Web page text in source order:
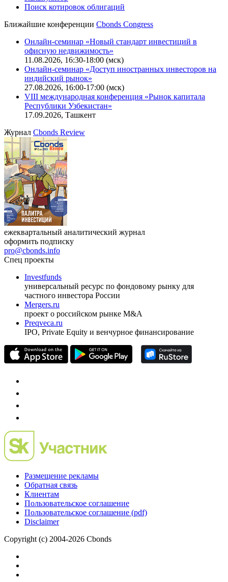
Поиск котировок облигаций
Ближайшие конференции Cbonds Congress
Онлайн-семинар «Новый стандарт инвестиций в
офисную недвижимость»
11.08.2026, 16:30-18:00 (мск)
Онлайн-семинар «Доступ иностранных инвесторов на
индийский рынок»
27.08.2026, 16:00-17:00 (мск)
VIII международная конференция «Рынок капитала
Республики Узбекистан»
17.09.2026, Ташкент
Журнал Cbonds Review
ежеквартальный аналитический журнал
оформить подписку
pro@cbonds.info
Спец проекты
Investfunds
универсальный ресурс по фондовому рынку для
частного инвестора России
Mergers.ru
проект о российском рынке M&A
Preqveca.ru
IPO, Private Equity и венчурное финансирование
Размещение рекламы
Обратная связь
Клиентам
Пользовательское соглашение
Пользовательское соглашение (pdf)
Disclaimer
Copyright (c) 2004-2026 Cbonds